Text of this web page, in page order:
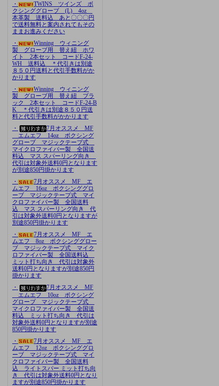
・
TWINS ツインズ ボ
クシンググローブ (L) 4oz
本革製 送料込 あと〇〇〇円
で送料無料と案内されてもその
ままお進みください
・
Winning ウィニング
製 グローブ用 替え紐 ホワ
イト 2本セット コードF-24-
WH 送料込 ＊代引きは別途
８５０円送料と代引手数料がか
かります
・
Winning ウィニング
製 グローブ用 替え紐 ブラ
ック 2本セット コードF-24-B
K ＊代引きは別途８５０円送
料と代引手数料がかかります
・
7月オススメ MF
エムエフ 14oz ボクシング
グローブ マジックテープ式
マイクロファイバー製 全国送
料込 マス スパーリング向き
代引は対象外送料0円となります
が別途850円掛かります
・
7月オススメ MF エ
ムエフ 16oz ボクシンググロ
ーブ マジックテープ式 マイ
クロファイバー製 全国送料
込 マス スパーリング向き 代
引は対象外送料0円となりますが
別途850円掛かります
・
7月オススメ MF エ
ムエフ 8oz ボクシンググロー
ブ マジックテープ式 マイク
ロファイバー製 全国送料込
ミット打ち向き 代引は対象外
送料0円となりますが別途850円
掛かります
・
7月オススメ MF
エムエフ 10oz ボクシング
グローブ マジックテープ式
マイクロファイバー製 全国送
料込 ミット打ち向き 代引は
対象外送料0円となりますが別途
850円掛かります
・
7月オススメ MF エ
ムエフ 12oz ボクシンググロ
ーブ マジックテープ式 マイ
クロファイバー製 全国送料
込 ライトスパー ミット打ち向
き 代引は対象外送料0円となり
ますが別途850円掛かります